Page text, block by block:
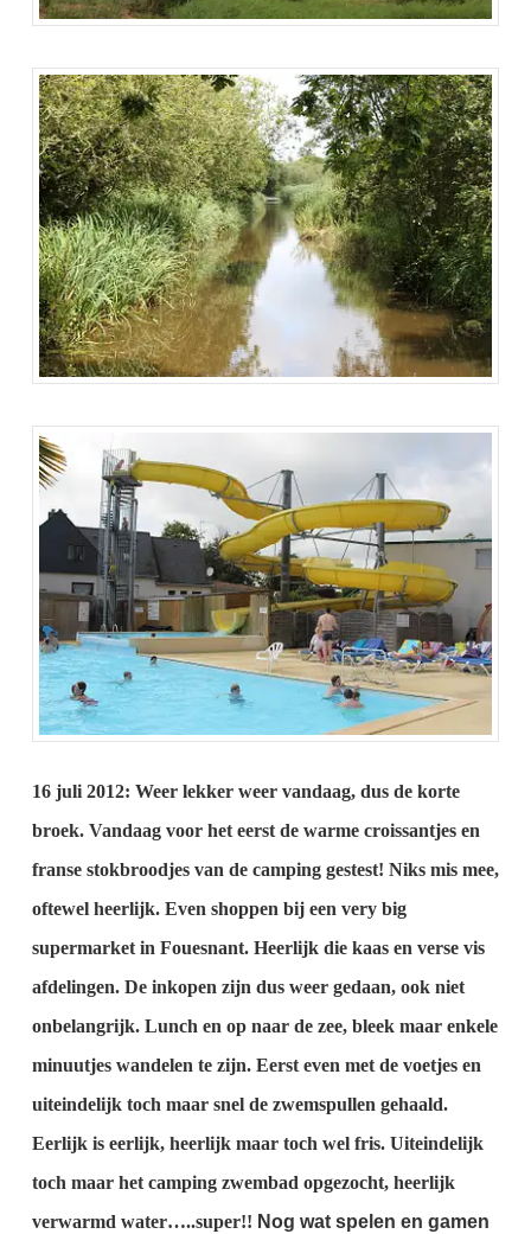
16 juli 2012: Weer lekker weer vandaag, dus de korte
broek. Vandaag voor het eerst de warme croissantjes en
franse stokbroodjes van de camping gestest! Niks mis mee,
oftewel heerlijk. Even shoppen bij een very big
supermarket in Fouesnant. Heerlijk die kaas en verse vis
afdelingen. De inkopen zijn dus weer gedaan, ook niet
onbelangrijk. Lunch en op naar de zee, bleek maar enkele
minuutjes wandelen te zijn. Eerst even met de voetjes en
uiteindelijk toch maar snel de zwemspullen gehaald.
Eerlijk is eerlijk, heerlijk maar toch wel fris. Uiteindelijk
toch maar het camping zwembad opgezocht, heerlijk
verwarmd water…..super!! Nog wat spelen en gamen